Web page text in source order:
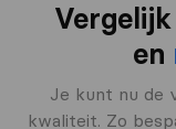
en
Je kunt nu de
kwaliteit. Zo